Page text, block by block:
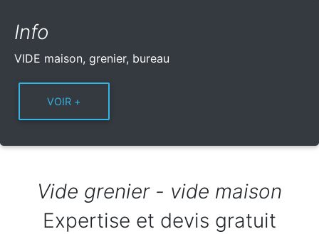
Info
VIDE maison, grenier, bureau
Vide grenier - vide maison
Expertise et devis gratuit